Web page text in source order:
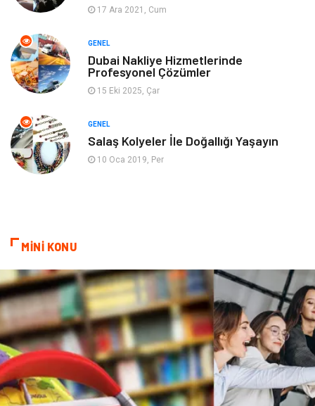
Finans& Ekonomi Anne & Çocuk
Genel Kültür
Ev İşleri
Mobilya
Astroloji
Çadır Yazı Tahtaları
Pet Malzemeleri
17 Ara 2021, Cum
GENEL
Dubai Nakliye Hizmetlerinde
Profesyonel Çözümler
15 Eki 2025, Çar
GENEL
Salaş Kolyeler İle Doğallığı Yaşayın
10 Oca 2019, Per
MİNİ KONU